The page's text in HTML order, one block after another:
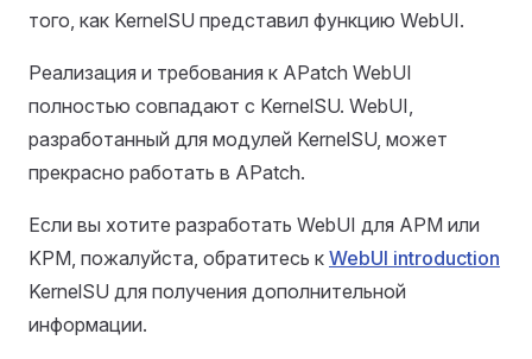
того, как KernelSU представил функцию WebUI.
Реализация и требования к APatch WebUI
полностью совпадают с KernelSU. WebUI,
разработанный для модулей KernelSU, может
прекрасно работать в APatch.
Если вы хотите разработать WebUI для APM или
KPM, пожалуйста, обратитесь к WebUI introduction
KernelSU для получения дополнительной
информации.